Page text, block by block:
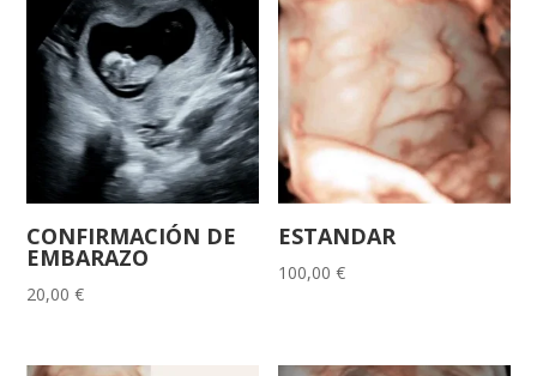
CONFIRMACIÓN DE
EMBARAZO
20,00€
ESTANDAR
100,00€